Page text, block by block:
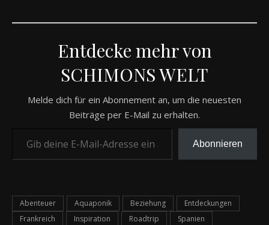
Entdecke mehr von
SCHIMONS WELT
Melde dich für ein Abonnement an, um die neuesten
Beiträge per E-Mail zu erhalten.
Abonnieren
Abenteuer Aquaponik Beziehung
Entdeckungen
Frankreich
Inspiration Roadtrip
Spanien